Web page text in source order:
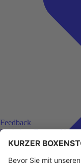
Feedback
Sie haben Fragen,
zurückliegenden